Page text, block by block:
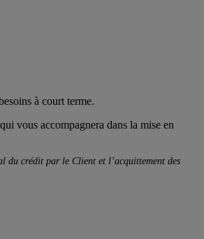
à court terme.
vous accompagnera dans la mise en
du crédit par le Client et l’acquittement des